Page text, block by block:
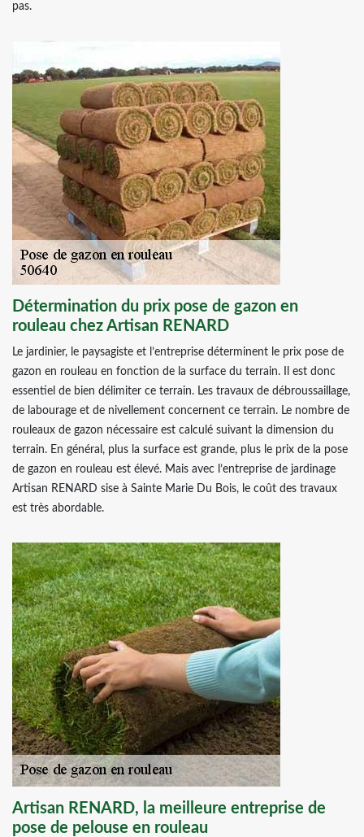
pas.
Détermination du prix pose de gazon en
rouleau chez Artisan RENARD
Le jardinier, le paysagiste et l’entreprise déterminent le prix pose de
gazon en rouleau en fonction de la surface du terrain. Il est donc
essentiel de bien délimiter ce terrain. Les travaux de débroussaillage,
de labourage et de nivellement concernent ce terrain. Le nombre de
rouleaux de gazon nécessaire est calculé suivant la dimension du
terrain. En général, plus la surface est grande, plus le prix de la pose
de gazon en rouleau est élevé. Mais avec l’entreprise de jardinage
Artisan RENARD sise à Sainte Marie Du Bois, le coût des travaux
est très abordable.
Artisan RENARD, la meilleure entreprise de
pose de pelouse en rouleau